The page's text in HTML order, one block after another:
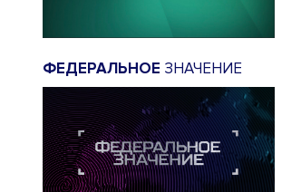
ФЕДЕРАЛЬНОЕ ЗНАЧЕНИЕ